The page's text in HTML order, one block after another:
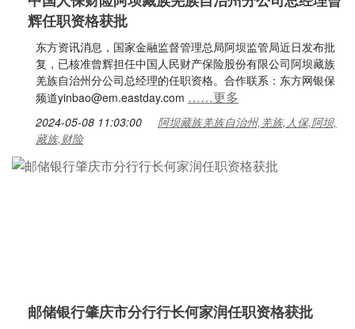
辉任职资格获批
东方资讯消息，国家金融监督管理总局阿坝监管局近日发布批
复，已核准曾辉担任中国人民财产保险股份有限公司阿坝藏族
羌族自治州分公司总经理的任职资格。合作联系：东方网银保
频道yinbao@em.eastday.com ……更多
2024-05-08 11:03:00
阿坝藏族羌族自治州,羌族,人保,阿坝,
藏族,财险
邮储银行肇庆市分行行长何家润任职资格获批